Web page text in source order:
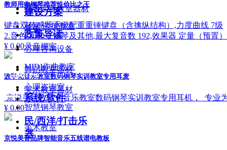
教师用电钢琴推荐性价比之王
键盘双传感器逐级配重重锤键盘（含擒纵结构）,力度曲线 7级
2.音色 1600个钢琴及其他,最大复音数 192,效果器 定量（预置
¥ 0.00
数字化音乐教室数码钢琴实训教室专用耳麦
京悦美音数字化音乐教室数码钢琴实训教室专用耳机， 专业
¥ 0.00
京悦美音品牌智能音乐五线谱电教板
教室
琴房/劳技教室
录音棚室
MIDI作曲教室
心理咨询室
智慧钢琴教室
美术教室
建设方案
政策导读
产品中心
▁▁
系统/软件
民/西洋/打击乐
器
综合实践教室器材
装备
心理咨询设备
舞蹈教室器材
美术教室器材